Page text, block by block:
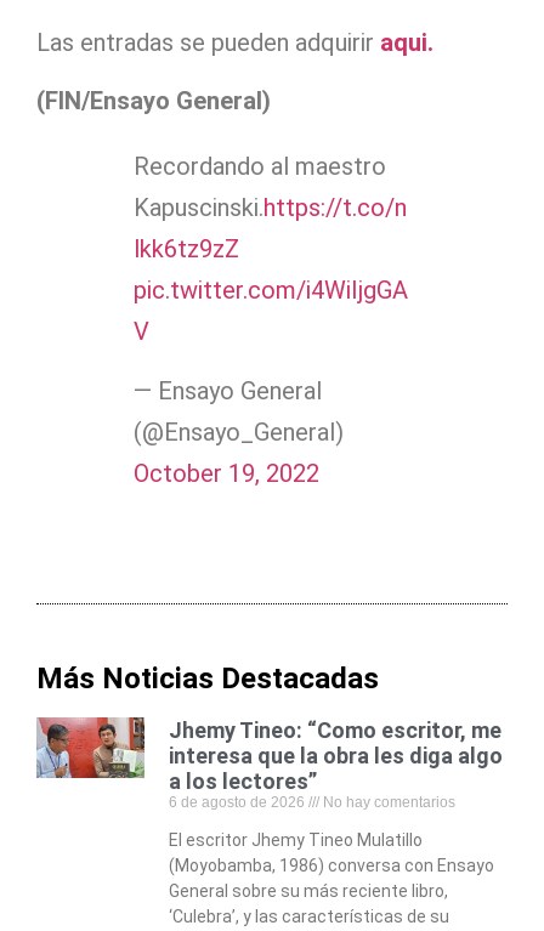
Las entradas se pueden adquirir aqui.
(FIN/Ensayo General)
Recordando al maestro
Kapuscinski.https://t.co/n
lkk6tz9zZ
pic.twitter.com/i4WiIjgGA
V
— Ensayo General
(@Ensayo_General)
October 19, 2022
Más Noticias Destacadas
Jhemy Tineo: “Como escritor, me
interesa que la obra les diga algo
a los lectores”
6 de agosto de 2026 No hay comentarios
El escritor Jhemy Tineo Mulatillo
(Moyobamba, 1986) conversa con Ensayo
General sobre su más reciente libro,
‘Culebra’, y las características de su